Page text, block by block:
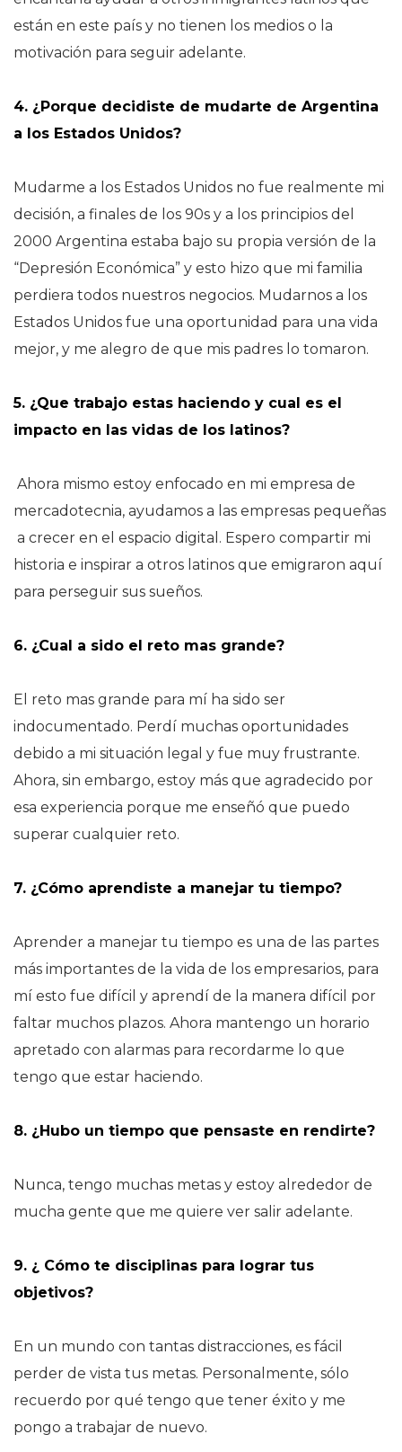
están en este país y no tienen los medios o la
motivación para seguir adelante.
4. ¿Porque decidiste de mudarte de Argentina
a los Estados Unidos?
Mudarme a los Estados Unidos no fue realmente mi
decisión, a finales de los 90s y a los principios del
2000 Argentina estaba bajo su propia versión de la
“Depresión Económica” y esto hizo que mi familia
perdiera todos nuestros negocios. Mudarnos a los
Estados Unidos fue una oportunidad para una vida
mejor, y me alegro de que mis padres lo tomaron.
5. ¿Que trabajo estas haciendo y cual es el
impacto en las vidas de los latinos?
Ahora mismo estoy enfocado en mi empresa de
mercadotecnia, ayudamos a las empresas pequeñas
a crecer en el espacio digital. Espero compartir mi
historia e inspirar a otros latinos que emigraron aquí
para perseguir sus sueños.
6. ¿Cual a sido el reto mas grande?
El reto mas grande para mí ha sido ser
indocumentado. Perdí muchas oportunidades
debido a mi situación legal y fue muy frustrante.
Ahora, sin embargo, estoy más que agradecido por
esa experiencia porque me enseñó que puedo
superar cualquier reto.
7. ¿Cómo aprendiste a manejar tu tiempo?
Aprender a manejar tu tiempo es una de las partes
más importantes de la vida de los empresarios, para
mí esto fue difícil y aprendí de la manera difícil por
faltar muchos plazos. Ahora mantengo un horario
apretado con alarmas para recordarme lo que
tengo que estar haciendo.
8. ¿Hubo un tiempo que pensaste en rendirte?
Nunca, tengo muchas metas y estoy alrededor de
mucha gente que me quiere ver salir adelante.
9. ¿ Cómo te disciplinas para lograr tus
objetivos?
En un mundo con tantas distracciones, es fácil
perder de vista tus metas. Personalmente, sólo
recuerdo por qué tengo que tener éxito y me
pongo a trabajar de nuevo.